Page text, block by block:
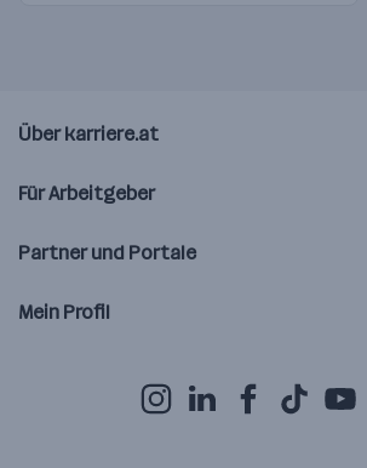
Über karriere.at
Für Arbeitgeber
Partner und Portale
Mein Profil